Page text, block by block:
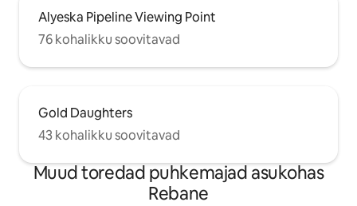
Alyeska Pipeline Viewing Point
76 kohalikku soovitavad
Gold Daughters
43 kohalikku soovitavad
Muud toredad puhkemajad asukohas
Rebane